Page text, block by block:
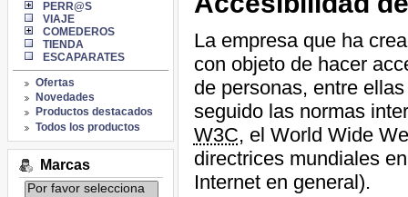
PERR@S
VIAJE
COMEDEROS
TIENDA
ESCAPARATES
Ofertas
Novedades
Productos destacados
Todos los productos
Marcas
Listado
La empresa que ha
con objeto de hacer
de personas, entre
seguido las normas
W3C, el World Wide
directrices mundiales
Internet en general).